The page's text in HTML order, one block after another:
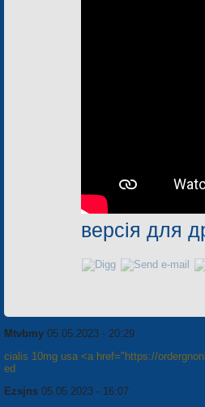
версія для
Mtvbmy 05.05.2023 - 20:29
cialis 10mg usa <a href="https://
ed
Ezsjns 05.05.2023 - 16:07